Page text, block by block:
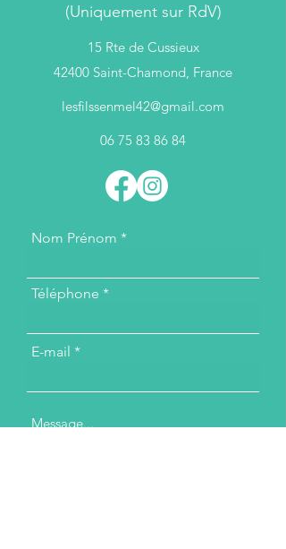
(Uniquement sur RdV)
15 Rte de Cussieux
42400 Saint-Chamond, France
lesfilssenmel42@gmail.com
06 75 83 86 84
Nom Prénom
Téléphone
E-mail
Message...